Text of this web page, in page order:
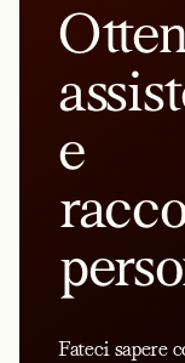
e
Fateci sapere